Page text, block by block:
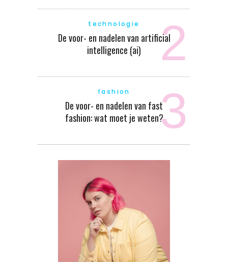
technologie
De voor- en nadelen van artificial
intelligence (ai)
fashion
De voor- en nadelen van fast
fashion: wat moet je weten?